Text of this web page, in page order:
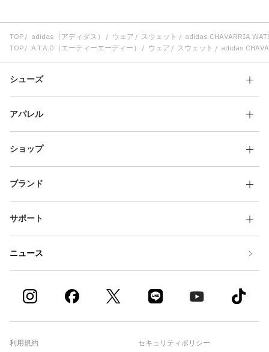
TOP adidas（アディダス） ウェア スウェット
adidas CHAVARRIA
TOP
A.T.A.D（エーティーエーディー） ウェア スウェット adidas
シューズ
アパレル
ショップ
ブランド
サポート
ニュース
利用規約 セキュリティポリシー